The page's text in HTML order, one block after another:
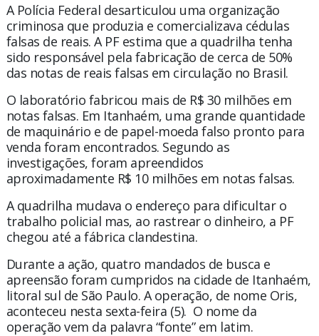
A Polícia Federal desarticulou uma organização
criminosa que produzia e comercializava cédulas
falsas de reais. A PF estima que a quadrilha tenha
sido responsável pela fabricação de cerca de 50%
das notas de reais falsas em circulação no Brasil.
O laboratório fabricou mais de R$ 30 milhões em
notas falsas. Em Itanhaém, uma grande quantidade
de maquinário e de papel-moeda falso pronto para
venda foram encontrados. Segundo as
investigações, foram apreendidos
aproximadamente R$ 10 milhões em notas falsas.
A quadrilha mudava o endereço para dificultar o
trabalho policial mas, ao rastrear o dinheiro, a PF
chegou até a fábrica clandestina.
Durante a ação, quatro mandados de busca e
apreensão foram cumpridos na cidade de Itanhaém,
litoral sul de São Paulo. A operação, de nome Oris,
aconteceu nesta sexta-feira (5). O nome da
operação vem da palavra “fonte” em latim.